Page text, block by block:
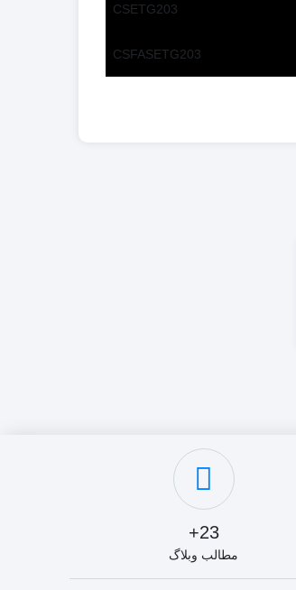
CSETG203
CSFASETG203
23+
مطالب وبلاگ